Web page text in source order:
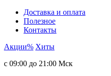
Доставка и оплата
Полезное
Контакты
Акции% Хиты
с 09:00 до 21:00 Мск